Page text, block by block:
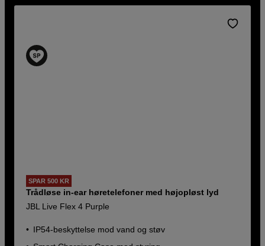
SPAR 500 KR
Trådløse in-ear høretelefoner med højopløst lyd
JBL Live Flex 4 Purple
IP54-beskyttelse mod vand og støv